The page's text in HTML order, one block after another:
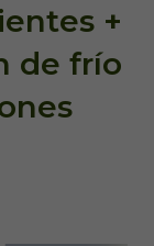
+
de frío